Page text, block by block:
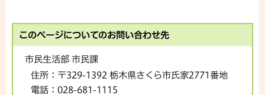
このページについてのお問い合わせ先
市民生活部 市民課
住所： 〒329-1392 栃木県さくら市氏家2771番地
電話： 028-681-1115